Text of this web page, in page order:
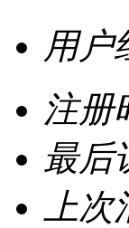
用户
注册
最后
上